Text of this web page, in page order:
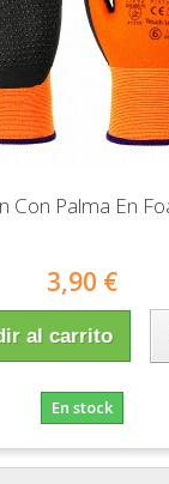
Con Palma En
3,90 €
al carrito
En stock